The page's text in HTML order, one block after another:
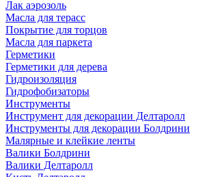
Лак аэрозоль
Масла для терасс
Покрытие для торцов
Масла для паркета
Герметики
Герметики для дерева
Гидроизоляция
Гидрофобизаторы
Инструменты
Инструмент для декорации Делтаролл
Инструменты для декорации Болдрини
Малярные и клейкие ленты
Валики Болдрини
Валики Делтаролл